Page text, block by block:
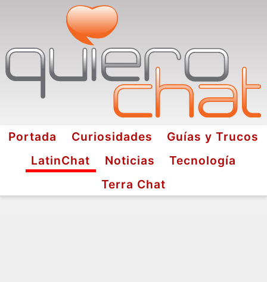
Portada Curiosidades
Guías y Trucos
LatinChat
Noticias
Tecnología
Terra Chat